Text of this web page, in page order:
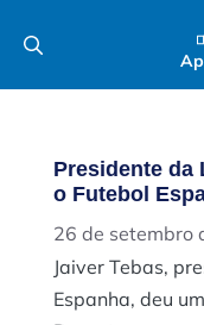
para
Presidente da
o Futebol
26 de setembro
Jaiver Tebas,
Espanha, deu